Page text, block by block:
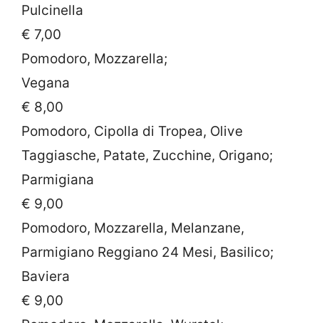
Pulcinella
€ 7,00
Pomodoro, Mozzarella;
Vegana
€ 8,00
Pomodoro, Cipolla di Tropea, Olive
Taggiasche, Patate, Zucchine, Origano;
Parmigiana
€ 9,00
Pomodoro, Mozzarella, Melanzane,
Parmigiano Reggiano 24 Mesi, Basilico;
Baviera
€ 9,00